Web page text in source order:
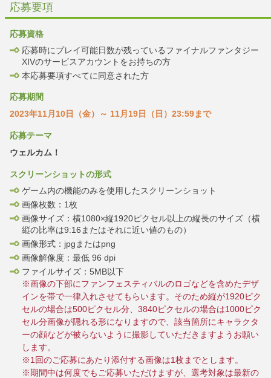
応募要項
応募資格
応募時にプレイ可能日数が残っているファイナルファンタジー
XIVのサービスアカウントをお持ちの方
本応募要項すべてに同意された方
応募期間
2023年11月10日（金）～ 11月19日（日）23:59まで
応募テーマ
ウェルカム！
スクリーンショットの形式
ゲーム内の機能のみを使用したスクリーンショット
画像枚数：1枚
画像サイズ：横1080×縦1920ピクセル以上の縦長のサイズ（横
縦の比率は9:16またはそれに近い値のもの）
画像形式：jpgまたはpng
画像解像度：最低 96 dpi
ファイルサイズ：5MB以下
※画像の下部にファンフェスティバルのロゴなどを含めたデザ
インを帯で一律入れさせてもらいます。そのため縦が1920ピク
セルの場合は500ピクセル分、3840ピクセルの場合は1000ピク
セル分画像が隠れる形になりますので、該当箇所にキャラクタ
ーの顔などが被らないように撮影していただきますようお願い
します。
※1回のご応募にあたり添付する画像は1枚までとします。
※期間中は何度でもご応募いただけますが、選考対象は最新の